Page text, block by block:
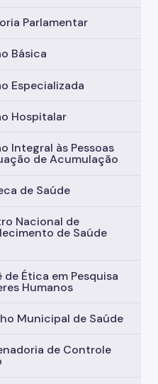
Parlamentar
Básica
Especializada
Hospitalar
Integral às Pessoas
de Acumulação
de Saúde
Nacional de
de Saúde
de Ética em Pesquisa
Humanos
Municipal de Saúde
de Controle